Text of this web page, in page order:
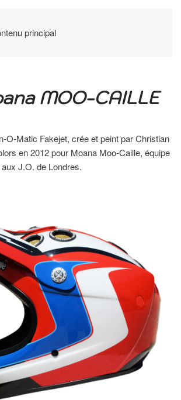
principal
MOO-CAILLE
O-Matic Fakejet, crée et peint par Christian
en 2012 pour Moana Moo-Caille, équipe
J.O. de Londres.